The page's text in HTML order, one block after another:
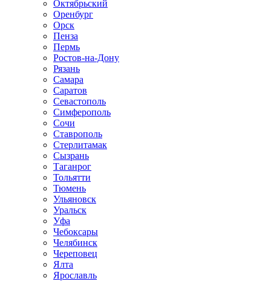
Октябрьский
Оренбург
Орск
Пенза
Пермь
Ростов-на-Дону
Рязань
Самара
Саратов
Севастополь
Симферополь
Сочи
Ставрополь
Стерлитамак
Сызрань
Таганрог
Тольятти
Тюмень
Ульяновск
Уральск
Уфа
Чебоксары
Челябинск
Череповец
Ялта
Ярославль